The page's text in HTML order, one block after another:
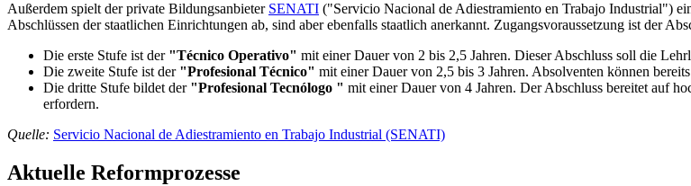
Außerdem spielt der private Bildungsanbieter SENATI ("Servicio Nacional de Adiestramiento en Trabajo Industrial")
Abschlüssen der staatlichen Einrichtungen ab, sind aber ebenfalls staatlich anerkannt. Zugangsvoraussetzung ist der
Die erste Stufe ist der "Técnico Operativo" mit einer Dauer von 2 bis 2,5 Jahren. Dieser Abschluss soll die
Die zweite Stufe ist der "Profesional Técnico" mit einer Dauer von 2,5 bis 3 Jahren. Absolventen können
Die dritte Stufe bildet der "Profesional Tecnólogo " mit einer Dauer von 4 Jahren. Der Abschluss bereitet auf
erfordern.
Quelle: Servicio Nacional de Adiestramiento en Trabajo Industrial (SENATI)
Aktuelle Reformprozesse